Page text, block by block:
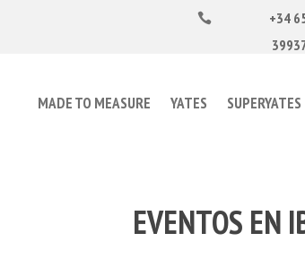

+34
MADE TO MEASURE YATES SUPERYATES
EVENTOS EN